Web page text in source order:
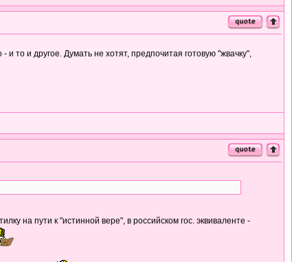
и то и другое. Думать не хотят, предпочитая готовую "жвачку",
на пути к "истинной вере", в российском гос. эквиваленте -